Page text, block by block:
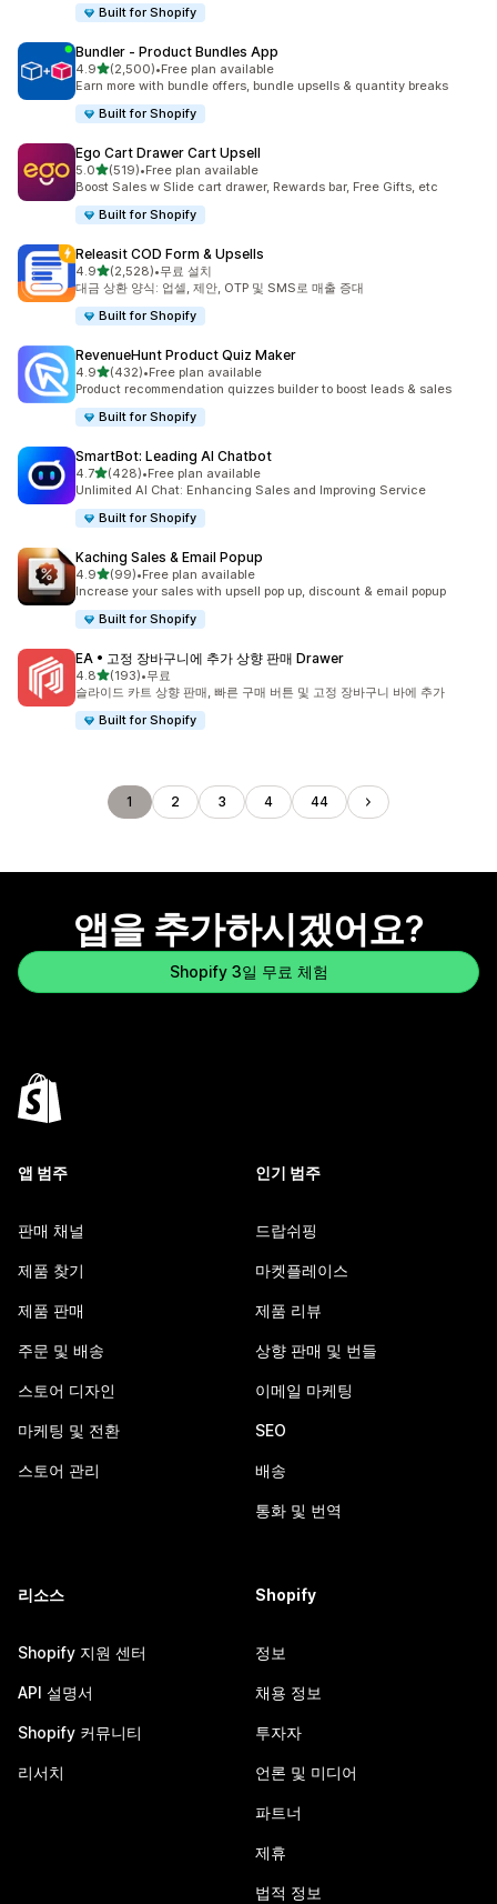
Built for Shopify
Bundler ‑ Product Bundles App
4.9별 5개 중
(2,500)
총 리뷰 2500개
•Free plan available
Earn more with bundle offers, bundle upsells & quantity breaks
Built for Shopify
Ego Cart Drawer Cart Upsell
5.0별 5개 중
(519)
총 리뷰 519개
•Free plan available
Boost Sales w Slide cart drawer, Rewards bar, Free Gifts, etc
Built for Shopify
Releasit COD Form & Upsells
4.9별 5개 중
(2,528)
총 리뷰 2528개
•무료 설치
대금 상환 양식: 업셀, 제안, OTP 및 SMS로 매출 증대
Built for Shopify
RevenueHunt Product Quiz Maker
4.9별 5개 중
(432)
총 리뷰 432개
•Free plan available
Product recommendation quizzes builder to boost leads & sales
Built for Shopify
SmartBot: Leading AI Chatbot
4.7별 5개 중
(428)
총 리뷰 428개
•Free plan available
Unlimited AI Chat: Enhancing Sales and Improving Service
Built for Shopify
Kaching Sales & Email Popup
4.9별 5개 중
(99)
총 리뷰 99개
•Free plan available
Increase your sales with upsell pop up, discount & email popup
Built for Shopify
EA • 고정 장바구니에 추가 상향 판매 Drawer
4.8별 5개 중
(193)
총 리뷰 193개
•무료
슬라이드 카트 상향 판매, 빠른 구매 버튼 및 고정 장바구니 바에 추가
Built for Shopify
1 2 3 4 44
앱을 추가하시겠어요?
Shopify 3일 무료 체험
앱 범주
판매 채널
제품 찾기
제품 판매
주문 및 배송
스토어 디자인
마케팅 및 전환
스토어 관리
인기 범주
드랍쉬핑
마켓플레이스
제품 리뷰
상향 판매 및 번들
이메일 마케팅
SEO
배송
통화 및 번역
리소스
Shopify 지원 센터
API 설명서
Shopify 커뮤니티
리서치
Shopify
정보
채용 정보
투자자
언론 및 미디어
파트너
제휴
법적 정보